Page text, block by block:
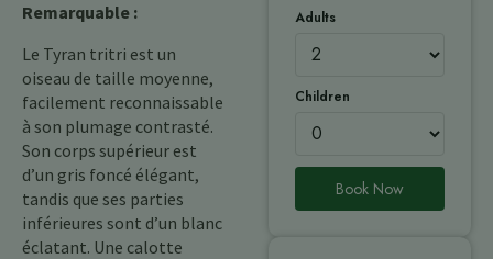
Remarquable :
Le Tyran tritri est un
oiseau de taille moyenne,
facilement reconnaissable
à son plumage contrasté.
Son corps supérieur est
d’un gris foncé élégant,
tandis que ses parties
inférieures sont d’un blanc
éclatant. Une calotte
Adults
Children
Book Now